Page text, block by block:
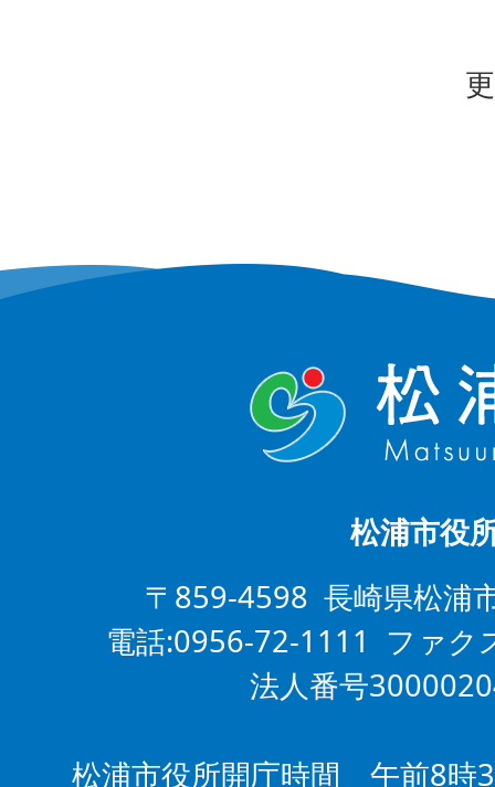
松浦市役
〒859-4598 長崎県松浦
電話:0956-72-1111 ファ
法人番号
松浦市役所開庁時間 午前8時